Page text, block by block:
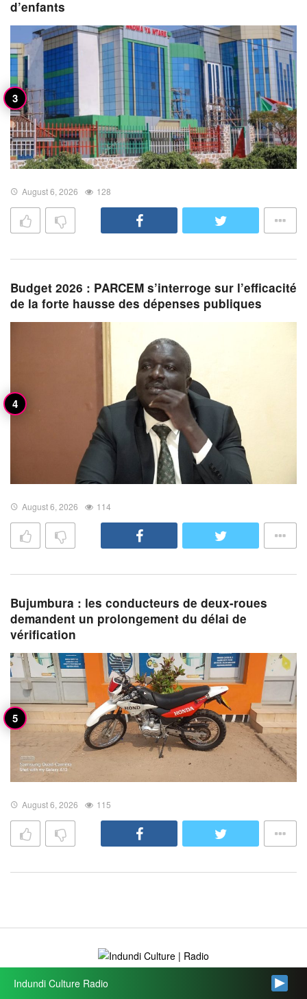
d’enfants
August 6, 2026 128
Budget 2026 : PARCEM s’interroge sur l’efficacité
de la forte hausse des dépenses publiques
August 6, 2026 114
Bujumbura : les conducteurs de deux-roues
demandent un prolongement du délai de
vérification
August 6, 2026 115
Indundi Culture Radio